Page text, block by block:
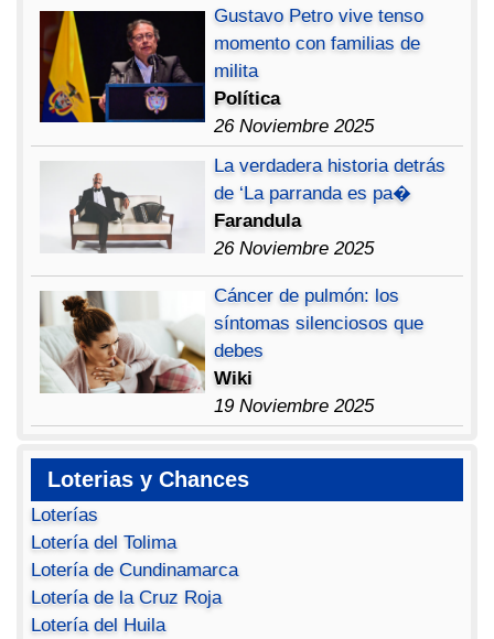
Gustavo Petro vive tenso
momento con familias de
milita
Política
26 Noviembre 2025
La verdadera historia detrás
de ‘La parranda es pa�
Farandula
26 Noviembre 2025
Cáncer de pulmón: los
síntomas silenciosos que
debes
Wiki
19 Noviembre 2025
Loterias y Chances
Loterías
Lotería del Tolima
Lotería de Cundinamarca
Lotería de la Cruz Roja
Lotería del Huila